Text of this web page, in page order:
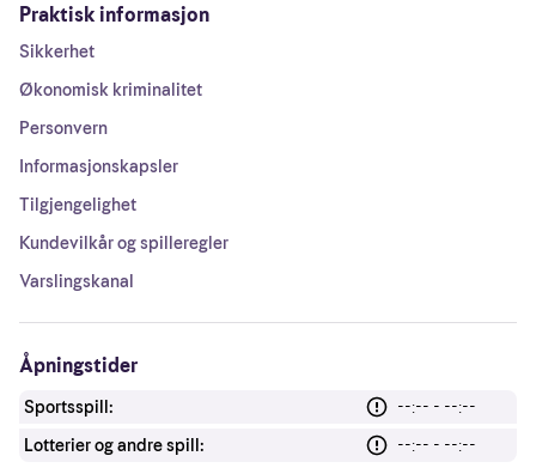
Praktisk informasjon
Sikkerhet
Økonomisk kriminalitet
Personvern
Informasjonskapsler
Tilgjengelighet
Kundevilkår og spilleregler
Varslingskanal
Åpningstider
Sportsspill:
--:-- - --:--
Lotterier og andre spill:
--:-- - --:--